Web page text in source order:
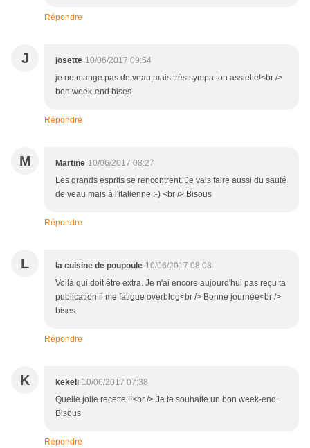
Répondre
J josette 10/06/2017 09:54
je ne mange pas de veau,mais très sympa ton assiette!<br />
bon week-end bises
Répondre
M Martine 10/06/2017 08:27
Les grands esprits se rencontrent. Je vais faire aussi du sauté
de veau mais à l'italienne :-) <br /> Bisous
Répondre
L la cuisine de poupoule 10/06/2017 08:08
Voilà qui doit être extra. Je n'ai encore aujourd'hui pas reçu ta
publication il me fatigue overblog<br /> Bonne journée<br />
bises
Répondre
K kekeli 10/06/2017 07:38
Quelle jolie recette !!<br /> Je te souhaite un bon week-end.
Bisous
Répondre